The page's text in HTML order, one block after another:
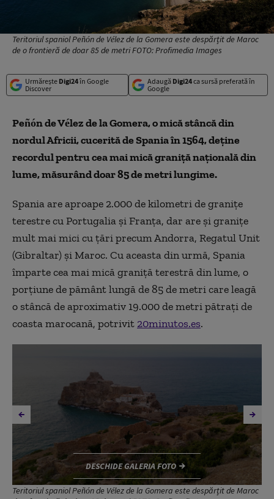
Teritoriul spaniol Peñón de Vélez de la Gomera este despărțit de Maroc
de o frontieră de doar 85 de metri FOTO: Profimedia Images
Urmărește Digi24în Google
Discover
Adaugă Digi24ca sursă preferată în
Google
Peñón de Vélez de la Gomera, o mică stâncă din
nordul Africii, cucerită de Spania în 1564, deține
recordul pentru cea mai mică graniță națională din
lume, măsurând doar 85 de metri lungime.
Spania are aproape 2.000 de kilometri de granițe
terestre cu Portugalia și Franța, dar are și granițe
mult mai mici cu țări precum Andorra, Regatul Unit
(Gibraltar) și Maroc. Cu aceasta din urmă, Spania
împarte cea mai mică graniță terestră din lume, o
porțiune de pământ lungă de 85 de metri care leagă
o stâncă de aproximativ 19.000 de metri pătrați de
coasta marocană, potrivit 20minutos.es.
Teritoriul spaniol Peñón de Vélez de la Gomera este despărțit de Maroc
DESCHIDE GALERIA FOTO